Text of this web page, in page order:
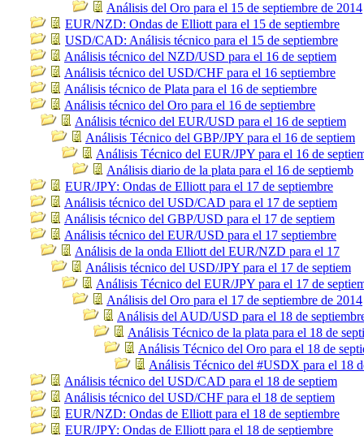
Análisis del Oro para el 15 de septiembre de 2014
EUR/NZD: Ondas de Elliott para el 15 de septiembre
USD/CAD: Análisis técnico para el 15 de septiembre
Análisis técnico del NZD/USD para el 16 de septiem
Análisis técnico del USD/CHF para el 16 septiembre
Análisis técnico de Plata para el 16 de septiembre
Análisis técnico del Oro para el 16 de septiembre
Análisis técnico del EUR/USD para el 16 de septiem
Análisis Técnico del GBP/JPY para el 16 de septiem
Análisis Técnico del EUR/JPY para el 16 de
Análisis diario de la plata para el 16 de septiemb
EUR/JPY: Ondas de Elliott para el 17 de septiembre
Análisis técnico del USD/CAD para el 17 de septiem
Análisis técnico del GBP/USD para el 17 de septiem
Análisis técnico del EUR/USD para el 17 septiembre
Análisis de la onda Elliott del EUR/NZD para el 17
Análisis técnico del USD/JPY para el 17 de septiem
Análisis Técnico del EUR/JPY para el 17 de
Análisis del Oro para el 17 de septiembre de 2014
Análisis del AUD/USD para el 18 de
Análisis Técnico de la plata para el 18 de
Análisis Técnico del Oro para el 18 de
Análisis Técnico del #USDX para el 18
Análisis técnico del USD/CAD para el 18 de septiem
Análisis técnico del USD/CHF para el 18 de septiem
EUR/NZD: Ondas de Elliott para el 18 de septiembre
EUR/JPY: Ondas de Elliott para el 18 de septiembre